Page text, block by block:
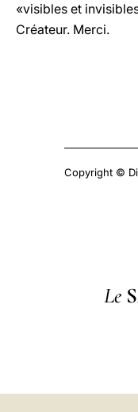
«visibles et
Créateur. Merci.
Copyright ©
Le